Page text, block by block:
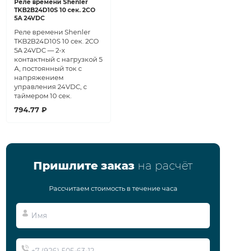
Реле времени Shenler
TKB2B24D10S 10 сек. 2CO
5A 24VDC
Реле времени Shenler
TKB2B24D10S 10 сек. 2CO
5A 24VDC — 2-х
контактный с нагрузкой 5
А, постоянный ток с
напряжением
управления 24VDC, с
таймером 10 сек.
794.77 ₽
Пришлите заказ на расчёт
Рассчитаем стоимость в течение часа